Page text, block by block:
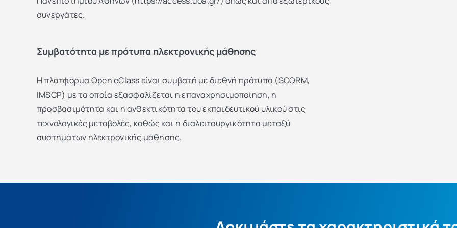
συνεργάτες.
Συμβατότητα με πρότυπα ηλεκτρονικής μάθησης
H πλατφόρμα Open eClass είναι συμβατή με διεθνή πρότυπα (SCORM,
IMSCP) με τα οποία εξασφαλίζεται η επαναχρησιμοποίηση, η
προσβασιμότητα και η ανθεκτικότητα του εκπαιδευτικού υλικού στις
τεχνολογικές μεταβολές, καθώς και η διαλειτουργικότητα μεταξύ
συστημάτων ηλεκτρονικής μάθησης.